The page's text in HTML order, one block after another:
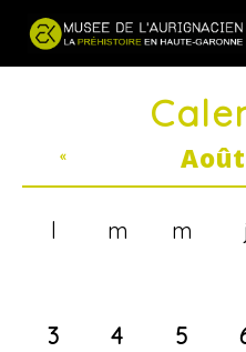
«
l m m j
3 4 5